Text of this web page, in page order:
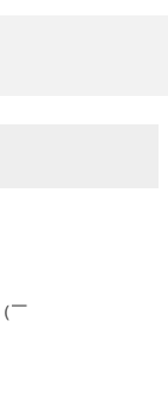
￣